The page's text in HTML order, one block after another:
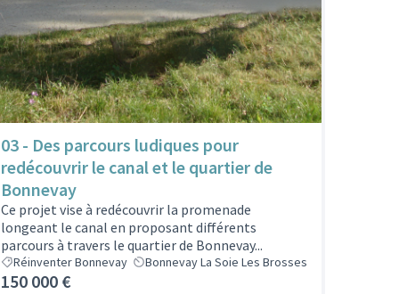
03 - Des parcours ludiques pour
redécouvrir le canal et le quartier de
Bonnevay
Ce projet vise à redécouvrir la promenade
longeant le canal en proposant différents
parcours à travers le quartier de Bonnevay...
Réinventer Bonnevay Bonnevay La Soie Les Brosses
150 000 €